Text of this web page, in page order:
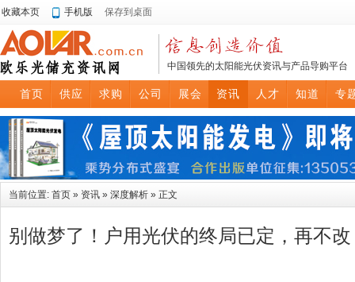
收藏本页 手机版 保存到桌面
中国领先的太阳能光伏资讯与产品导购平台
首页 供应 求购 公司 展会 资讯 人才 知道 专
当前位置: 首页 » 资讯 » 深度解析 » 正文
别做梦了！户用光伏的终局已定，再不